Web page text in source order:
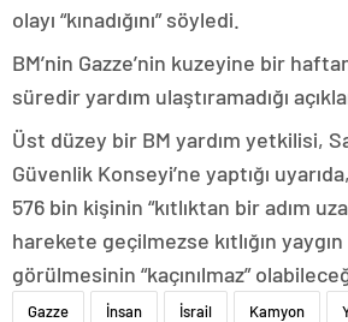
olayı “kınadığını” söyledi.
BM’nin Gazze’nin kuzeyine bir
süredir yardım ulaştıramadığı
Üst düzey bir BM yardım yetkilisi,
Güvenlik Konseyi’ne yaptığı
576 bin kişinin “kıtlıktan bir adım
harekete geçilmezse kıtlığın
görülmesinin “kaçınılmaz”
Gazze İnsan İsrail Kamyon